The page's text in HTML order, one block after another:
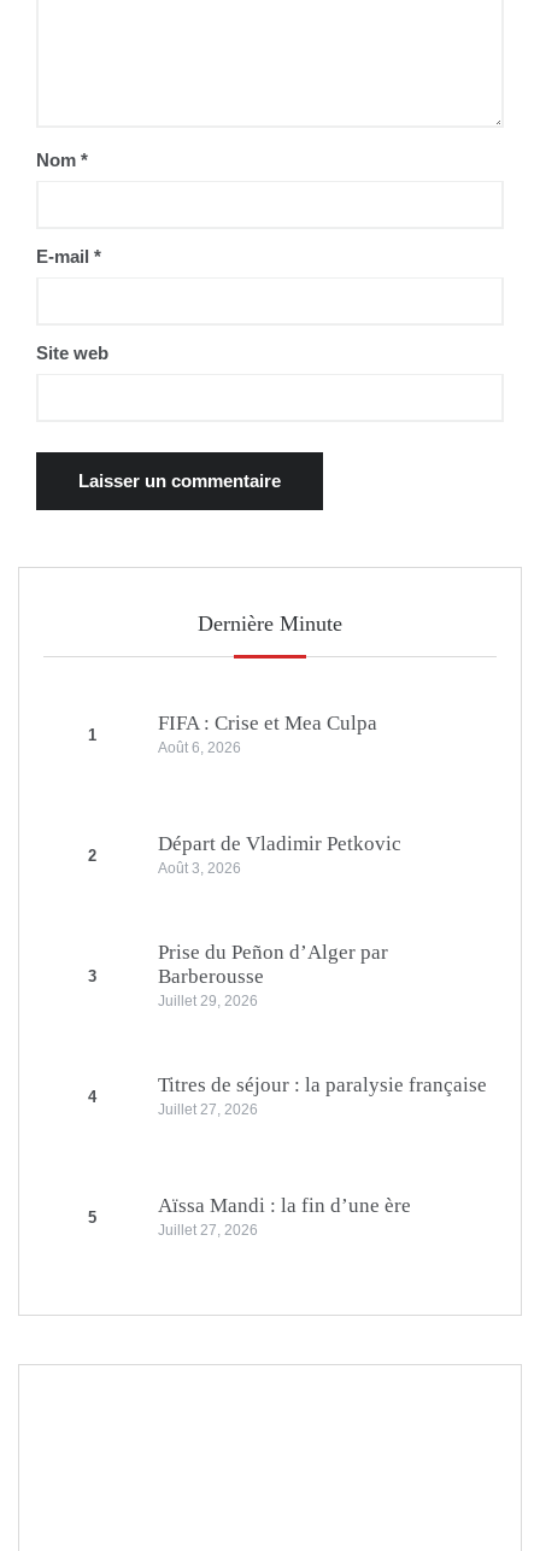
Nom *
E-mail *
Site web
Dernière Minute
1
FIFA : Crise et Mea Culpa
Août 6, 2026
2
Départ de Vladimir Petkovic
Août 3, 2026
3
Prise du Peñon d’Alger par
Barberousse
Juillet 29, 2026
4
Titres de séjour : la paralysie française
Juillet 27, 2026
5
Aïssa Mandi : la fin d’une ère
Juillet 27, 2026